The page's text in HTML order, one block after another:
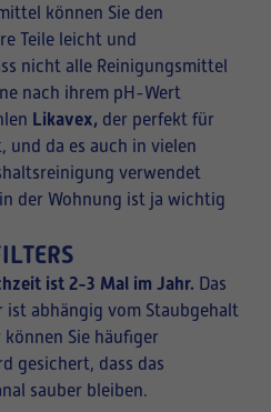
können Sie den
Teile leicht und
nicht alle Reinigungsmittel
nach ihrem pH-Wert
Likavex, der perfekt für
und da es auch in vielen
verwendet
in der Wohnung ist ja wichtig
ist 2-3 Mal im Jahr. Das
ist abhängig vom Staubgehalt
Sie häufiger
gesichert, dass das
sauber bleiben.